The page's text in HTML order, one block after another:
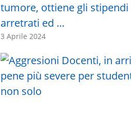
tumore, ottiene gli stipendi
arretrati ed …
3 Aprile 2024